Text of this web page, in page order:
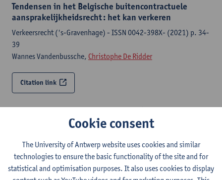
Tendensen in het Belgische buitencontractuele
aansprakelijkheidsrecht : het kan verkeren
Verkeersrecht ('s-Gravenhage) - ISSN 0042-398X- (2021) p. 34-
39
Wannes Vandenbussche, Christophe De Ridder
Citation link
Staat art. 1386 BW op instorten? (noot onder Cass.
28 november 2016)
(2019) p. 631-634
Christophe De Ridder, Esther Maes
Cookie consent
The University of Antwerp website uses cookies and similar
technologies to ensure the basic functionality of the site and for
statistical and optimisation purposes. It also uses cookies to display